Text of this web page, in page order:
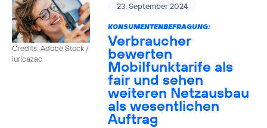
Credits: Adobe Stock /
iuricazac
23. September 2024
KONSUMENTENBEFRAGUNG:
Verbraucher
bewerten
Mobilfunktarife als
fair und sehen
weiteren Netzausbau
als wesentlichen
Auftrag